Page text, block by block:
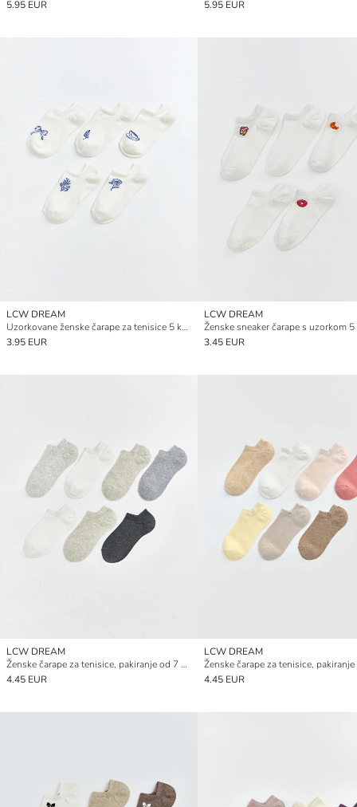
5.95 EUR 5.95 EUR
LCW DREAM
Uzorkovane ženske čarape za tenisice 5 komada
3.95 EUR
LCW DREAM
Ženske sneaker čarape s uzorkom
3.45 EUR
LCW DREAM
Ženske čarape za tenisice, pakiranje od 7 komada
4.45 EUR
LCW DREAM
4.45 EUR